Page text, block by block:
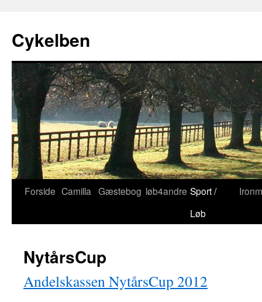
Cykelben
Hop
Forside Camilla Gæstebog løb4andre Sport /
Løb
NytårsCup
Andelskassen NytårsCup 2012